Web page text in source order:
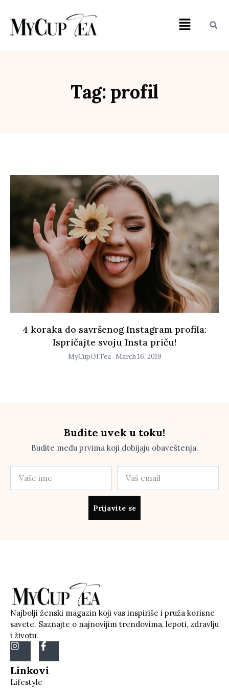
Tag: profil
4 koraka do savršenog Instagram profila:
Ispričajte svoju Insta priču!
MyCupOfTea March 16, 2019
Budite uvek u toku!
Budite među prvima koji dobijaju obaveštenja.
Prijavite se
Najbolji ženski magazin koji vas inspiriše i pruža korisne
savete. Saznajte o najnovijim trendovima, lepoti, zdravlju
i životu.
Linkovi
Lifestyle